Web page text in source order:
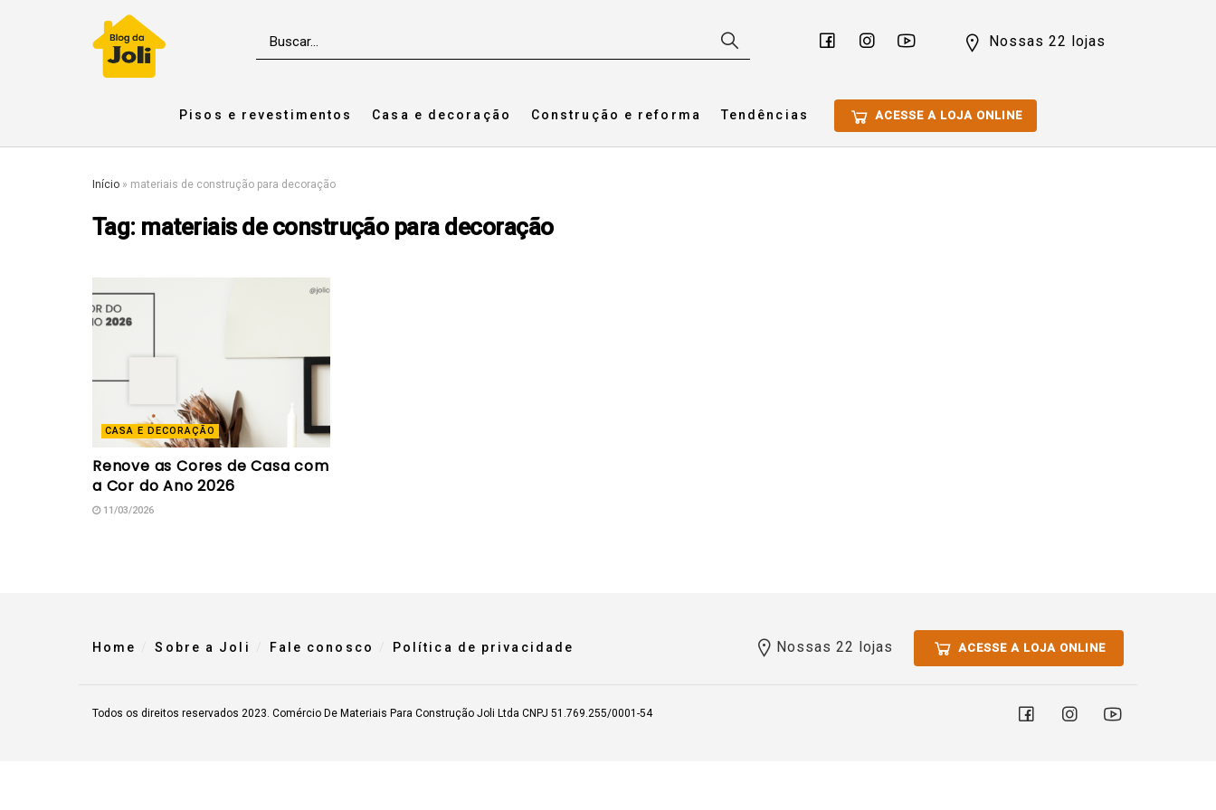
Nossas 22 lojas
Pisos e revestimentos Casa e decoração Construção e reforma Tendências ACESSE A LOJA ONLINE
Início » materiais de construção para decoração
Tag: materiais de construção para decoração
CASA E DECORAÇÃO
Renove as Cores de Casa com
a Cor do Ano 2026
11/03/2026
Home Sobre a Joli Fale conosco Política de privacidade Nossas 22 lojas ACESSE A LOJA ONLINE
Todos os direitos reservados 2023. Comércio De Materiais Para Construção Joli Ltda CNPJ 51.769.255/0001-54